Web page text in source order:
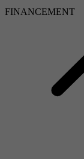
FINANCEMENT